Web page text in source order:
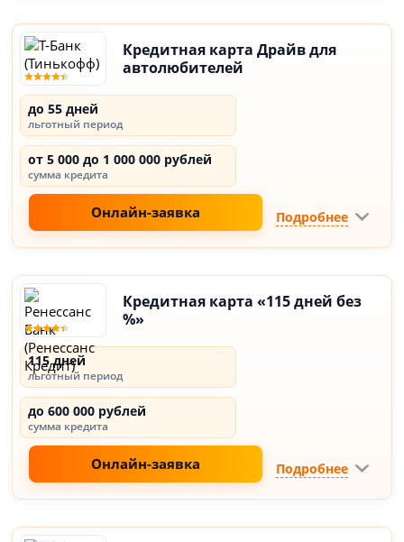
Кредитная карта Драйв для
автолюбителей
до 55 дней
льготный период
от 5 000 до 1 000 000 рублей
сумма кредита
Онлайн-заявка Подробнее
Кредитная карта «115 дней без
%»
115 дней
льготный период
до 600 000 рублей
сумма кредита
Онлайн-заявка Подробнее